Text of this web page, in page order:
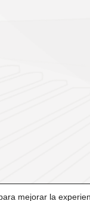
mejorar la